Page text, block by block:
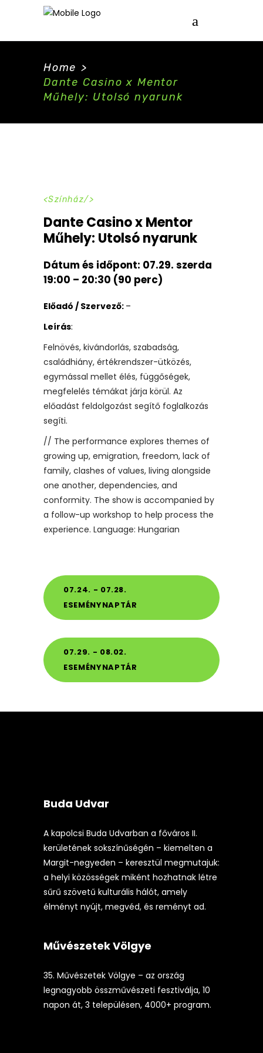
Home >
Dante Casino x Mentor
Műhely: Utolsó nyarunk
Színház
Dante Casino x Mentor
Műhely: Utolsó nyarunk
Dátum és időpont: 07.29. szerda
19:00 – 20:30 (90 perc)
Előadó / Szervező: –
Leírás:
Felnövés, kivándorlás, szabadság,
családhiány, értékrendszer-ütközés,
egymással mellet élés, függőségek,
megfelelés témákat járja körül. Az
előadást feldolgozást segítő foglalkozás
segíti.
// The performance explores themes of
growing up, emigration, freedom, lack of
family, clashes of values, living alongside
one another, dependencies, and
conformity. The show is accompanied by
a follow-up workshop to help process the
experience. Language: Hungarian
07.24. - 07.28.
ESEMÉNYNAPTÁR
07.29. - 08.02.
ESEMÉNYNAPTÁR
Buda Udvar
A kapolcsi Buda Udvarban a főváros II.
kerületének sokszínűségén – kiemelten a
Margit-negyeden – keresztül megmutajuk:
a helyi közösségek miként hozhatnak létre
sűrű szövetű kulturális hálót, amely
élményt nyújt, megvéd, és reményt ad.
Művészetek Völgye
35. Művészetek Völgye – az ország
legnagyobb összművészeti fesztiválja, 10
napon át, 3 településen, 4000+ program.